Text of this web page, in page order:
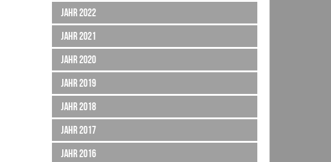
Jahr 2022
Jahr 2021
Jahr 2020
Jahr 2019
Jahr 2018
Jahr 2017
Jahr 2016